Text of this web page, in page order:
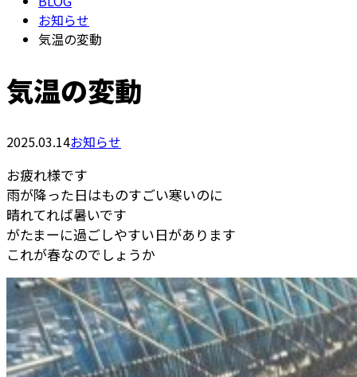
お知らせ
気温の変動
気温の変動
2025.03.14お知らせ
お疲れ様です
雨が降った日はものすごい寒いのに
晴れてれば暑いです
がたまーに過ごしやすい日があります
これが春なのでしょうか